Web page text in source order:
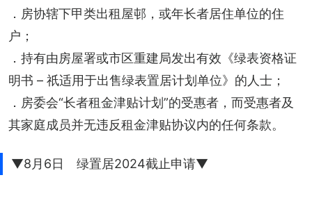
．房协辖下甲类出租屋邨，或年长者居住单位的住
户；
．持有由房屋署或市区重建局发出有效《绿表资格证
明书 – 祇适用于出售绿表置居计划单位》的人士；
．房委会“长者租金津贴计划”的受惠者，而受惠者及
其家庭成员并无违反租金津贴协议内的任何条款。
▼8月6日 绿置居2024截止申请▼